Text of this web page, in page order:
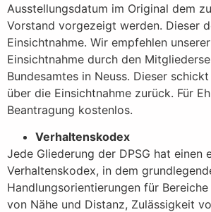
Ausstellungsdatum im Original dem
Vorstand vorgezeigt werden. Dieser
Einsichtnahme. Wir empfehlen
Einsichtnahme durch den
Bundesamtes in Neuss. Dieser
über die Einsichtnahme zurück. Für
Beantragung kostenlos.
Verhaltenskodex
Jede Gliederung der DPSG hat einen
Verhaltenskodex, in dem
Handlungsorientierungen für
von Nähe und Distanz, Zulässigkeit